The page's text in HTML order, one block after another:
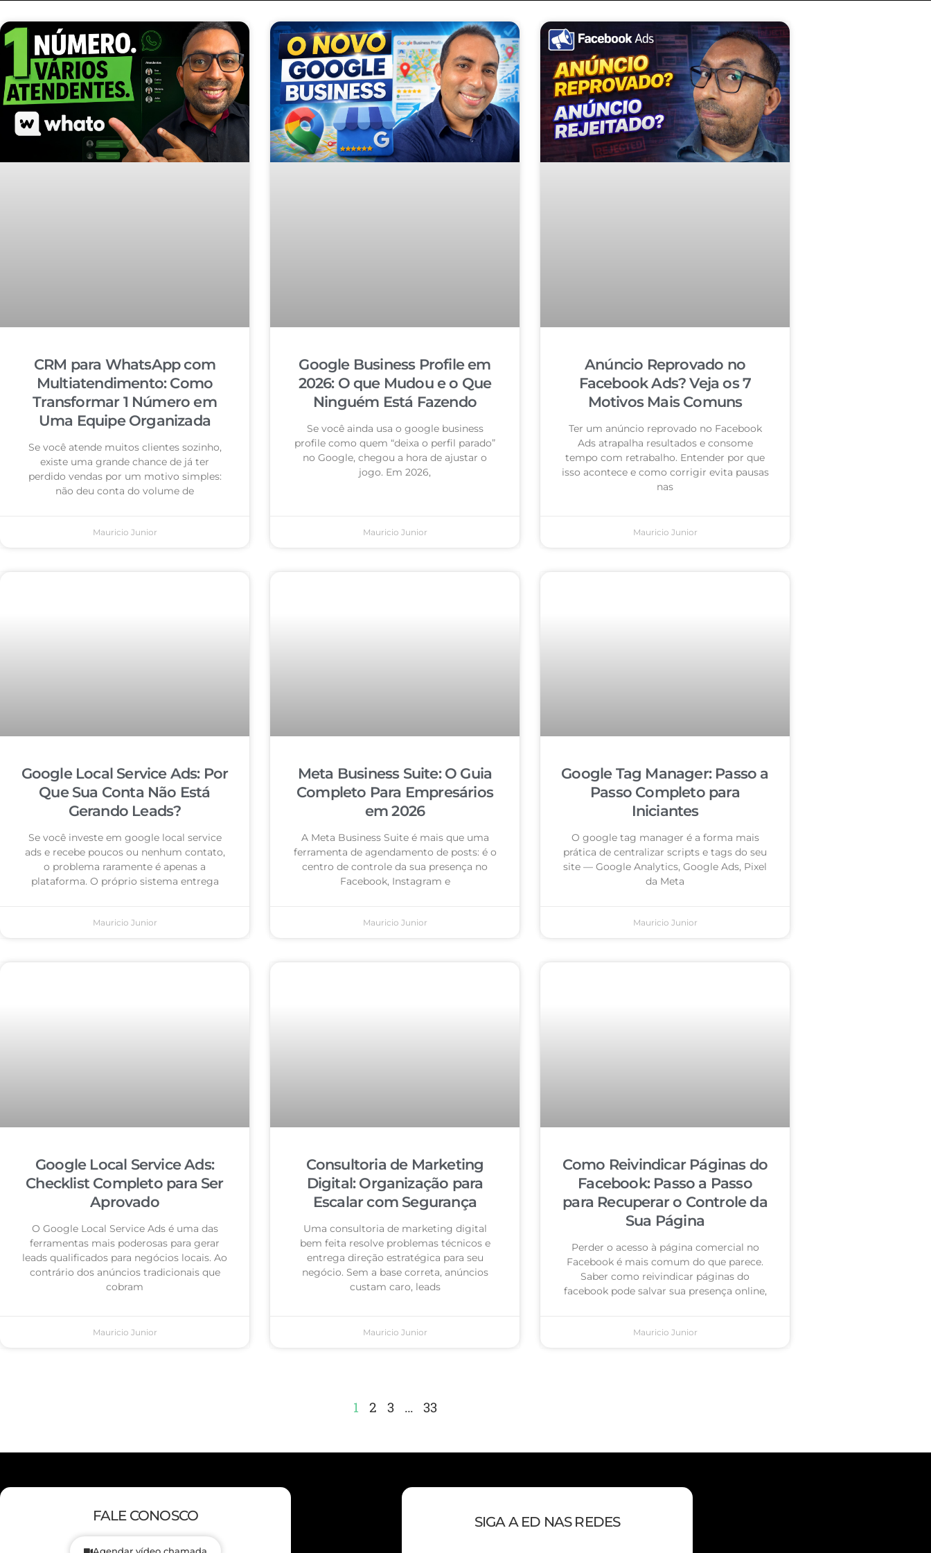
CRM para WhatsApp com
Multiatendimento: Como
Transformar 1 Número em
Uma Equipe Organizada
Se você atende muitos clientes sozinho,
existe uma grande chance de já ter
perdido vendas por um motivo simples:
não deu conta do volume de
Mauricio Junior
Google Business Profile em
2026: O que Mudou e o Que
Ninguém Está Fazendo
Se você ainda usa o google business
profile como quem “deixa o perfil parado”
no Google, chegou a hora de ajustar o
jogo. Em 2026,
Mauricio Junior
Anúncio Reprovado no
Facebook Ads? Veja os 7
Motivos Mais Comuns
Ter um anúncio reprovado no Facebook
Ads atrapalha resultados e consome
tempo com retrabalho. Entender por que
isso acontece e como corrigir evita pausas
nas
Mauricio Junior
Google Local Service Ads: Por
Que Sua Conta Não Está
Gerando Leads?
Se você investe em google local service
ads e recebe poucos ou nenhum contato,
o problema raramente é apenas a
plataforma. O próprio sistema entrega
Mauricio Junior
Meta Business Suite: O Guia
Completo Para Empresários
em 2026
A Meta Business Suite é mais que uma
ferramenta de agendamento de posts: é o
centro de controle da sua presença no
Facebook, Instagram e
Mauricio Junior
Google Tag Manager: Passo a
Passo Completo para
Iniciantes
O google tag manager é a forma mais
prática de centralizar scripts e tags do seu
site — Google Analytics, Google Ads, Pixel
da Meta
Mauricio Junior
Google Local Service Ads:
Checklist Completo para Ser
Aprovado
O Google Local Service Ads é uma das
ferramentas mais poderosas para gerar
leads qualificados para negócios locais. Ao
contrário dos anúncios tradicionais que
cobram
Mauricio Junior
Consultoria de Marketing
Digital: Organização para
Escalar com Segurança
Uma consultoria de marketing digital
bem feita resolve problemas técnicos e
entrega direção estratégica para seu
negócio. Sem a base correta, anúncios
custam caro, leads
Mauricio Junior
Como Reivindicar Páginas do
Facebook: Passo a Passo
para Recuperar o Controle da
Sua Página
Perder o acesso à página comercial no
Facebook é mais comum do que parece.
Saber como reivindicar páginas do
facebook pode salvar sua presença online,
Mauricio Junior
1 2 3 … 33
FALE CONOSCO SIGA A ED NAS REDES